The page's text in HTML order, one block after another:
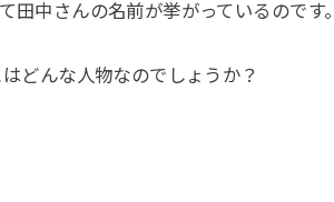
田中さんの名前が挙がっているのです。
どんな人物なのでしょうか？